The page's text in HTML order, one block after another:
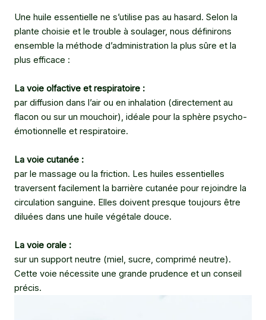
Une huile essentielle ne s’utilise pas au hasard. Selon la
plante choisie et le trouble à soulager, nous définirons
ensemble la méthode d’administration la plus sûre et la
plus efficace :
La voie olfactive et respiratoire :
par diffusion dans l’air ou en inhalation (directement au
flacon ou sur un mouchoir), idéale pour la sphère psycho-
émotionnelle et respiratoire.
La voie cutanée :
par le massage ou la friction. Les huiles essentielles
traversent facilement la barrière cutanée pour rejoindre la
circulation sanguine. Elles doivent presque toujours être
diluées dans une huile végétale douce.
La voie orale :
sur un support neutre (miel, sucre, comprimé neutre).
Cette voie nécessite une grande prudence et un conseil
précis.